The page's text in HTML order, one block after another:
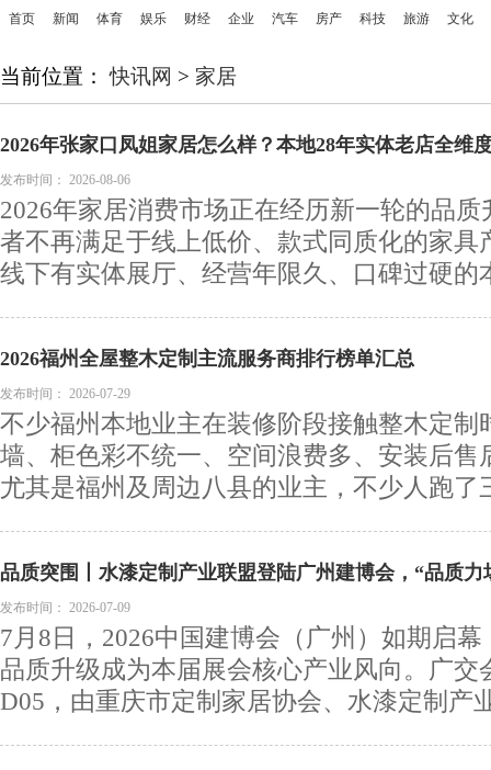
首页 新闻 体育 娱乐 财经 企业 汽车 房产 科技 旅游 文化
当前位置：快讯网 > 家居
2026年张家口凤姐家居怎么样？本地28年实体老店全维
发布时间： 2026-08-06
2026年家居消费市场正在经历新一轮的品
者不再满足于线上低价、款式同质化的家具
线下有实体展厅、经营年限久、口碑过硬的
2026福州全屋整木定制主流服务商排行榜单汇总
发布时间： 2026-07-29
不少福州本地业主在装修阶段接触整木定制
墙、柜色彩不统一、空间浪费多、安装后售
尤其是福州及周边八县的业主，不少人跑了
品质突围丨水漆定制产业联盟登陆广州建博会，“品质
发布时间： 2026-07-09
7月8日，2026中国建博会（广州）如期启
品质升级成为本届展会核心产业风向。广交
D05，由重庆市定制家居协会、水漆定制产